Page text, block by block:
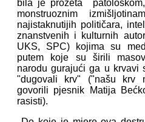
bila je prožeta
monstruoznim
najistaknutijih političara,
znanstvenih i kulturnih
UKS, SPC) kojima su
putem koje su širili
narodu gurajući ga u krvavi
"dugovali krv" ("našu krv
govorili pjesnik Matija
rasisti).